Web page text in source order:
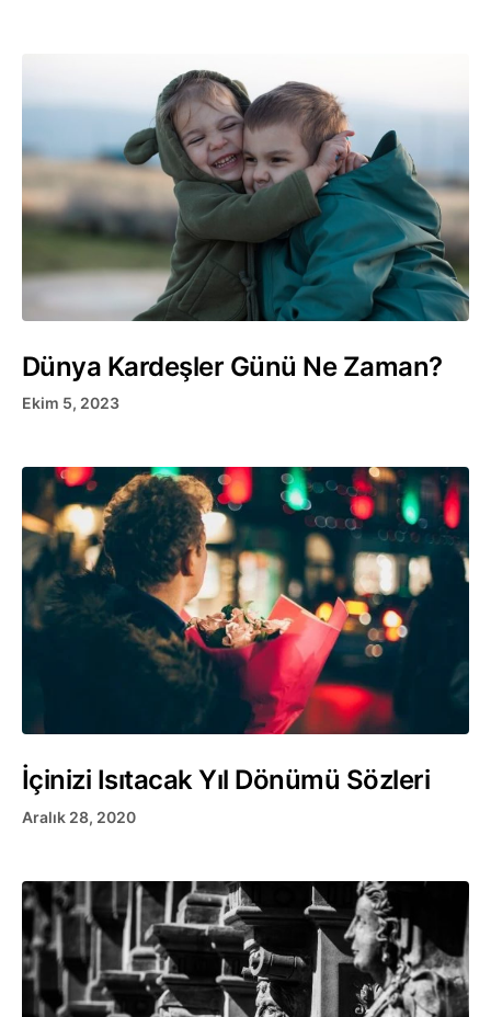
Dünya Kardeşler Günü Ne Zaman?
Ekim 5, 2023
İçinizi Isıtacak Yıl Dönümü Sözleri
Aralık 28, 2020